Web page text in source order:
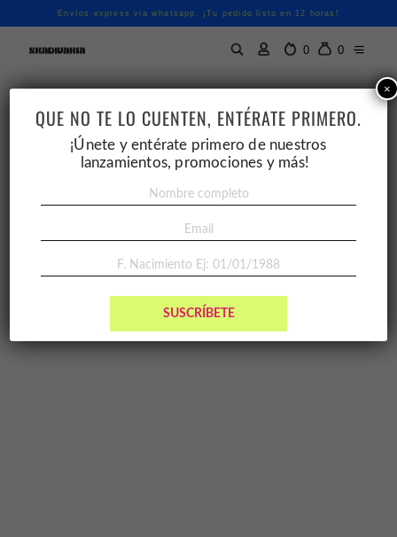
Envíos express via whatsapp. ¡Tu pedido listo en 12 horas!
0 0
QUE NO TE LO CUENTEN, ENTÉRATE PRIMERO.
¡Únete y entérate primero de nuestros
lanzamientos, promociones y más!
×